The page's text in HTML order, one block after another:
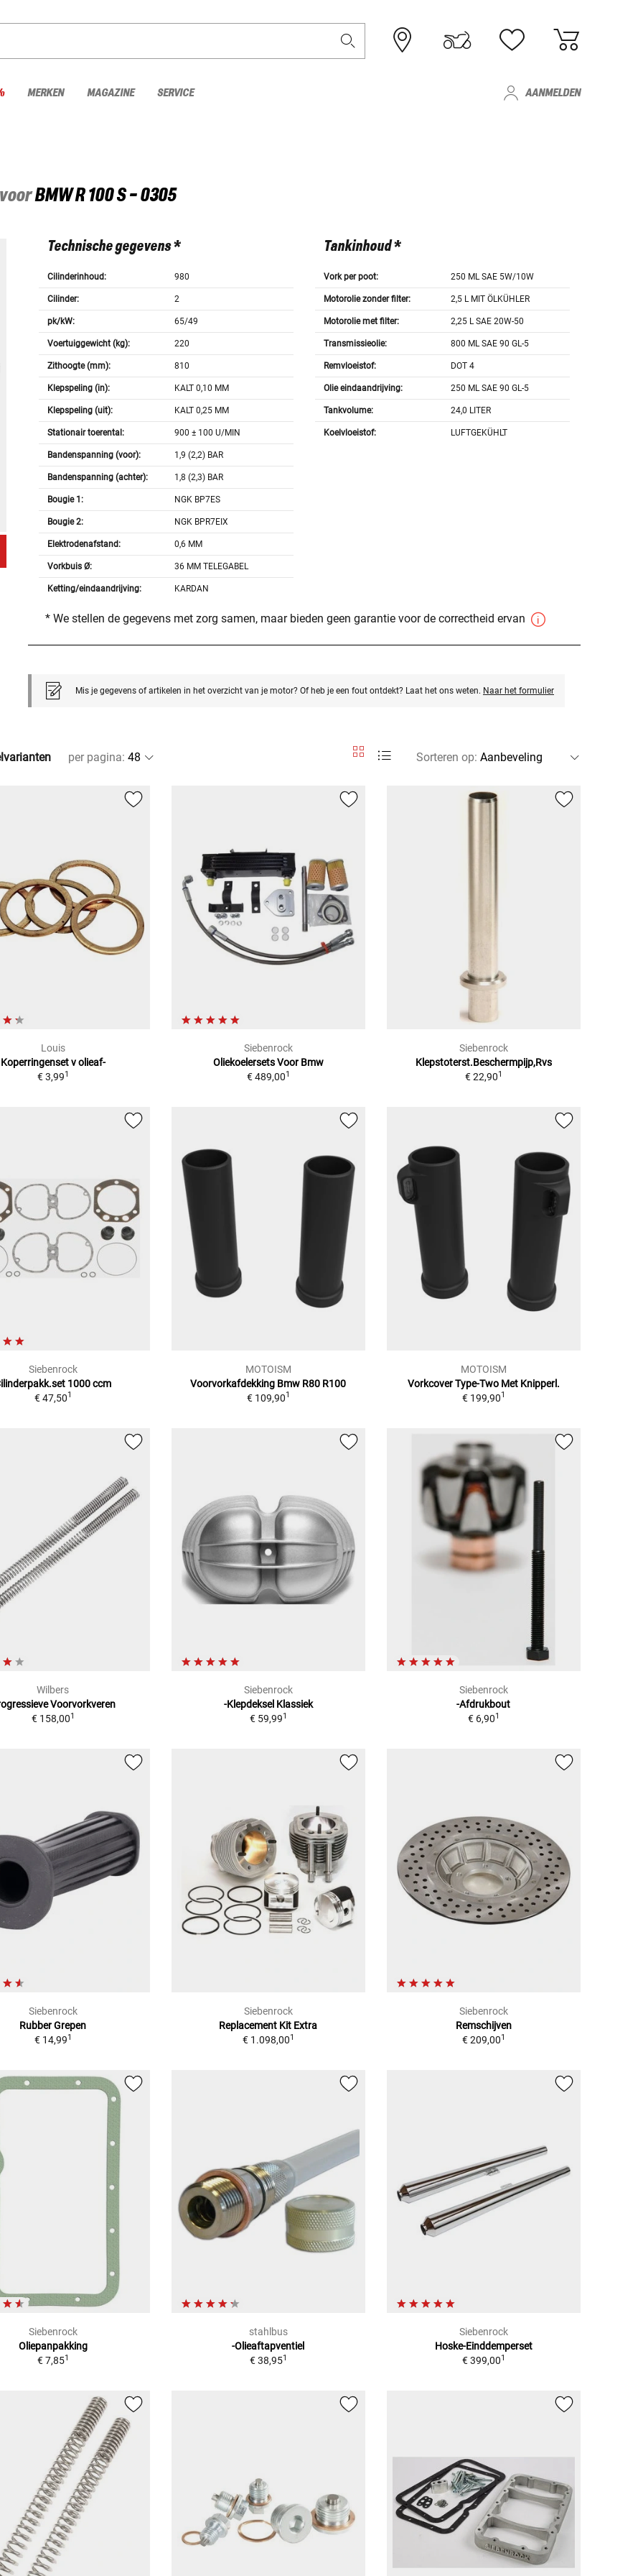
MERKEN MAGAZINE SERVICE AANMELDEN
BMWR 100 S - 0305
Technische gegevens *
Cilinderinhoud: 980
Cilinder: 2
pk/kW: 65/49
Voertuiggewicht (kg): 220
Zithoogte (mm): 810
Klepspeling (in): KALT 0,10 MM
Klepspeling (uit): KALT 0,25 MM
Stationair toerental: 900 ± 100 U/MIN
Bandenspanning (voor): 1,9 (2,2) BAR
Bandenspanning (achter): 1,8 (2,3) BAR
Bougie 1: NGK BP7ES
Bougie 2: NGK BPR7EIX
Elektrodenafstand: 0,6 MM
Vorkbuis Ø: 36 MM TELEGABEL
Ketting/eindaandrijving: KARDAN
Tankinhoud *
Vork per poot: 250 ML SAE 5W/10W
Motorolie zonder filter: 2,5 L MIT ÖLKÜHLER
Motorolie met filter: 2,25 L SAE 20W-50
Transmissieolie: 800 ML SAE 90 GL-5
Remvloeistof: DOT 4
Olie eindaandrijving: 250 ML SAE 90 GL-5
Tankvolume: 24,0 LITER
Koelvloeistof: LUFTGEKÜHLT
* We stellen de gegevens met zorg samen, maar bieden geen garantie voor de correctheid ervan
Mis je gegevens of artikelen in het overzicht van je motor? Of heb je een fout ontdekt? Laat het ons weten. Naar het formulier
per pagina: Sorteren op:
Louis
Koperringenset v olieaf-
€ 3,991
Siebenrock
Oliekoelersets Voor Bmw
€ 489,001
Siebenrock
Klepstoterst.Beschermpijp,Rvs
€ 22,901
Siebenrock
1000 ccm
€ 47,501
MOTOISM
Voorvorkafdekking Bmw R80 R100
€ 109,901
MOTOISM
Vorkcover Type-Two Met Knipperl.
€ 199,901
Wilbers
Voorvorkveren
€ 158,001
Siebenrock
-Klepdeksel Klassiek
€ 59,991
Siebenrock
-Afdrukbout
€ 6,901
Siebenrock
Rubber Grepen
€ 14,991
Siebenrock
Replacement Kit Extra
€ 1.098,001
Siebenrock
Remschijven
€ 209,001
Siebenrock
Oliepanpakking
€ 7,851
stahlbus
-Olieaftapventiel
€ 38,951
Siebenrock
Hoske-Einddemperset
€ 399,001